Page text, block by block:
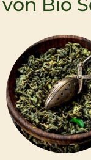
von Bio